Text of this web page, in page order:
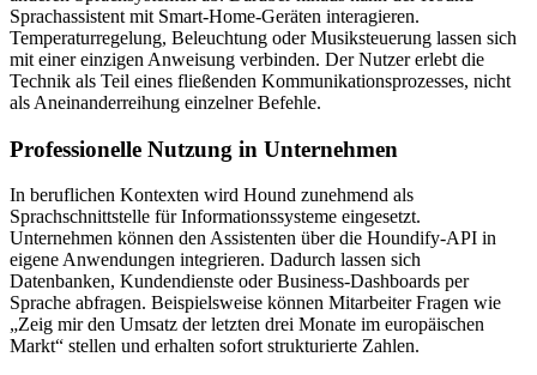
Sprachassistent mit Smart-Home-Geräten interagieren.
Temperaturregelung, Beleuchtung oder Musiksteuerung lassen sich
mit einer einzigen Anweisung verbinden. Der Nutzer erlebt die
Technik als Teil eines fließenden Kommunikationsprozesses, nicht
als Aneinanderreihung einzelner Befehle.
Professionelle Nutzung in Unternehmen
In beruflichen Kontexten wird Hound zunehmend als
Sprachschnittstelle für Informationssysteme eingesetzt.
Unternehmen können den Assistenten über die Houndify-API in
eigene Anwendungen integrieren. Dadurch lassen sich
Datenbanken, Kundendienste oder Business-Dashboards per
Sprache abfragen. Beispielsweise können Mitarbeiter Fragen wie
„Zeig mir den Umsatz der letzten drei Monate im europäischen
Markt“ stellen und erhalten sofort strukturierte Zahlen.